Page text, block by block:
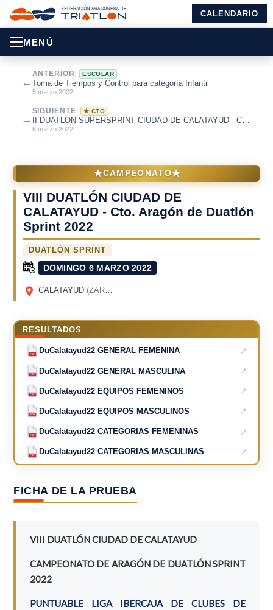
CALENDARIO
MENÚ
←
ANTERIOR ESCOLAR
Toma de Tiempos y Control para categoría Infantil
5 marzo 2022
SIGUIENTE ★ CTO
II DUATLÓN SUPERSPRINT CIUDAD DE CALATAYUD - Cto.
Aragón CD y JV de Duatlón Supe...
6 marzo 2022
→
★CAMPEONATO★
VIII DUATLÓN CIUDAD DE
CALATAYUD - Cto. Aragón de Duatlón
Sprint 2022
DUATLÓN SPRINT
DOMINGO 6 MARZO 2022
CALATAYUD (ZARAGOZA)
RESULTADOS
PDF DuCalatayud22 GENERAL FEMENINA ↗
PDF DuCalatayud22 GENERAL MASCULINA ↗
PDF DuCalatayud22 EQUIPOS FEMENINOS ↗
PDF DuCalatayud22 EQUIPOS MASCULINOS ↗
PDF DuCalatayud22 CATEGORIAS FEMENINAS ↗
PDF DuCalatayud22 CATEGORIAS MASCULINAS ↗
FICHA DE LA PRUEBA
VIII DUATLÓN CIUDAD DE CALATAYUD
CAMPEONATO DE ARAGÓN DE DUATLÓN SPRINT
2022
PUNTUABLE LIGA IBERCAJA DE CLUBES DE